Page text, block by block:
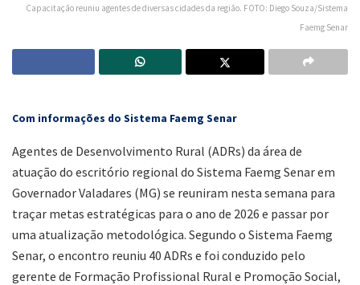
Capacitação reuniu agentes de diversas cidades da região. FOTO: Diego Souza/Sistema
Faemg Senar
Com informações do Sistema Faemg Senar
Agentes de Desenvolvimento Rural (ADRs) da área de
atuação do escritório regional do Sistema Faemg Senar em
Governador Valadares (MG) se reuniram nesta semana para
traçar metas estratégicas para o ano de 2026 e passar por
uma atualização metodológica. Segundo o Sistema Faemg
Senar, o encontro reuniu 40 ADRs e foi conduzido pelo
gerente de Formação Profissional Rural e Promoção Social,